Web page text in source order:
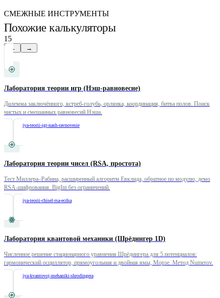
СМЕЖНЫЕ ИНСТРУМЕНТЫ
Похожие калькуляторы
15
← →
Лаборатория теории игр (Нэш-равновесие)
Дилемма заключённого, ястреб-голубь, орлянка, координация, битва полов. Поиск
чистых и смешанных равновесий Нэша.
laboratoriya-teorii-igr-nash-ravnovesie
Лаборатория теории чисел (RSA, простота)
Тест Миллера–Рабина, расширенный алгоритм Евклида, обратное по модулю, демо
RSA-шифрования. BigInt без ограничений.
laboratoriya-teorii-chisel-rsa-ecdsa
Лаборатория квантовой механики (Шрёдингер 1D)
Численное решение стационарного уравнения Шрёдингера для 5 потенциалов:
гармонический осциллятор, прямоугольная и двойная ямы, Морзе. Метод Numerov.
laboratoriya-kvantovoj-mehaniki-shrodingera